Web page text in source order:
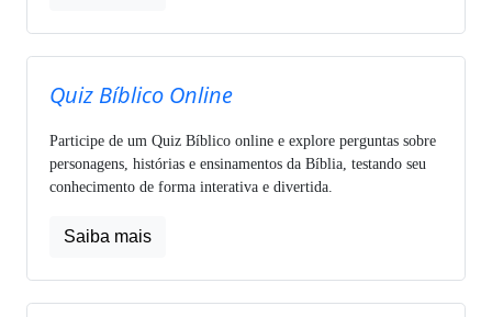
Quiz Bíblico Online
Participe de um Quiz Bíblico online e explore perguntas sobre
personagens, histórias e ensinamentos da Bíblia, testando seu
conhecimento de forma interativa e divertida.
Saiba mais